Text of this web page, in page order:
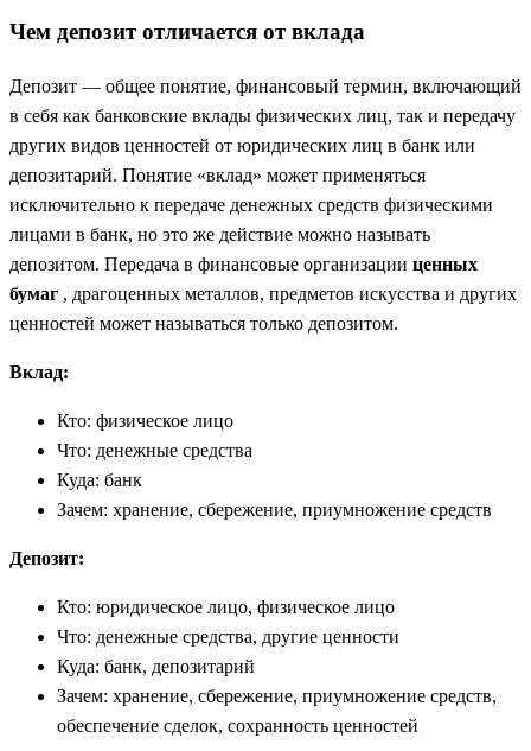
Чем депозит отличается от вклада
Депозит — общее понятие, финансовый термин, включающий
в себя как банковские вклады физических лиц, так и передачу
других видов ценностей от юридических лиц в банк или
депозитарий. Понятие «вклад» может применяться
исключительно к передаче денежных средств физическими
лицами в банк, но это же действие можно называть
депозитом. Передача в финансовые организации ценных
бумаг , драгоценных металлов, предметов искусства и других
ценностей может называться только депозитом.
Вклад:
Кто: физическое лицо
Что: денежные средства
Куда: банк
Зачем: хранение, сбережение, приумножение средств
Депозит:
Кто: юридическое лицо, физическое лицо
Что: денежные средства, другие ценности
Куда: банк, депозитарий
Зачем: хранение, сбережение, приумножение средств,
обеспечение сделок, сохранность ценностей